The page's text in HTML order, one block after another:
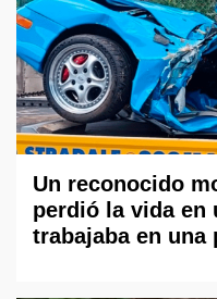
Un reconocido
perdió la vida en
trabajaba en una